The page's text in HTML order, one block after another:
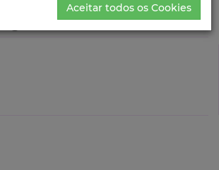
Regina Abreu
Aceitar todos os Cookies